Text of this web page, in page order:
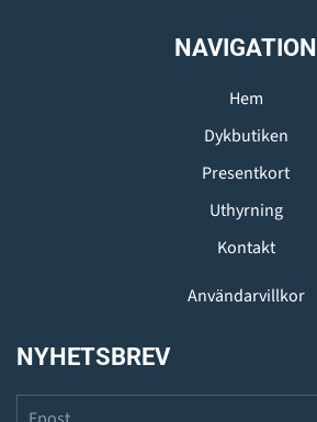
NAVIGATION
Hem
Dykbutiken
Presentkort
Uthyrning
Kontakt
Användarvillkor
NYHETSBREV